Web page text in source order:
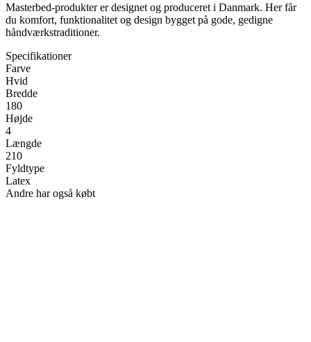
Masterbed-produkter er designet og produceret i Danmark. Her får
du komfort, funktionalitet og design bygget på gode, gedigne
håndværkstraditioner.
Specifikationer
Farve
Hvid
Bredde
180
Højde
4
Længde
210
Fyldtype
Latex
Andre har også købt